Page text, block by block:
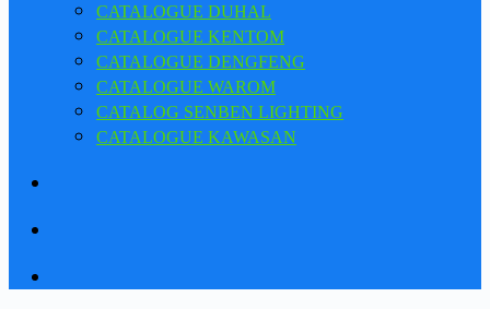
CATALOGUE DUHAL
CATALOGUE KENTOM
CATALOGUE DENGFENG
CATALOGUE WAROM
CATALOG SENBEN LIGHTING
CATALOGUE KAWASAN